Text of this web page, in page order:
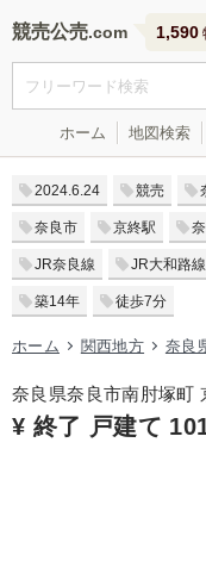
競売公売 1,590
ホーム 地図検索
2024.6.24 競売
奈良市 京終駅
JR奈良線 JR大和路線
築14年 徒歩7分
ホーム 関西地方 奈良
奈良県奈良市南肘塚町
¥ 終了 戸建て